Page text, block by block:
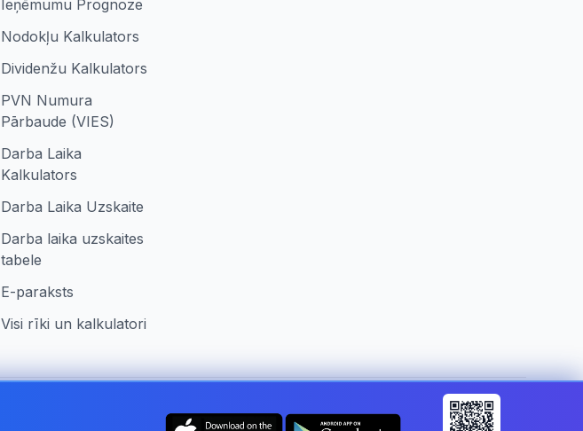
Ieņēmumu Prognoze
Nodokļu Kalkulators
Dividenžu Kalkulators
PVN Numura
Pārbaude (VIES)
Darba Laika
Kalkulators
Darba Laika Uzskaite
Darba laika uzskaites
tabele
E-paraksts
Visi rīki un kalkulatori
Mainīt valsti: Latvia